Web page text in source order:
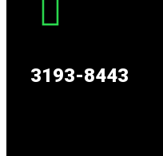
3193-8443